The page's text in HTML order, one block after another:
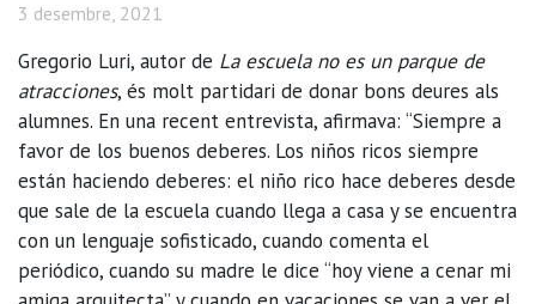
3 desembre, 2021
Gregorio Luri, autor de La escuela no es un parque de
atracciones, és molt partidari de donar bons deures als
alumnes. En una recent entrevista, afirmava: “Siempre a
favor de los buenos deberes. Los niños ricos siempre
están haciendo deberes: el niño rico hace deberes desde
que sale de la escuela cuando llega a casa y se encuentra
con un lenguaje sofisticado, cuando comenta el
periódico, cuando su madre le dice “hoy viene a cenar mi